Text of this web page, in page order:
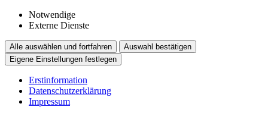
Notwendige
Externe Dienste
Alle auswählen und fortfahren
Auswahl bestätigen
Eigene Einstellungen festlegen
Erstinformation
Datenschutzerklärung
Impressum